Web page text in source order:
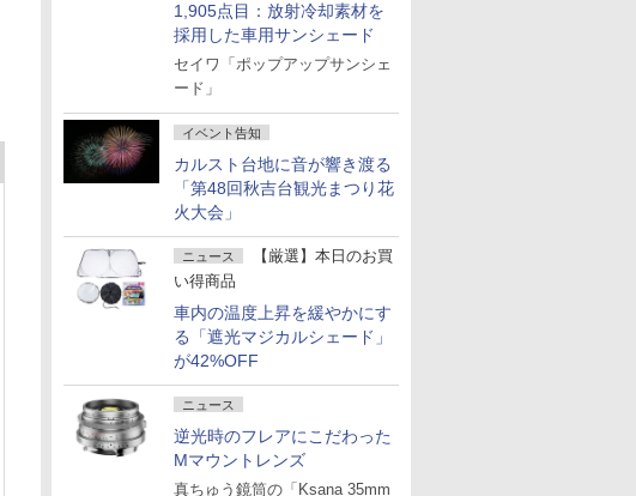
1,905点目：放射冷却素材を
採用した車用サンシェード
セイワ「ポップアップサンシェ
ード」
イベント告知
カルスト台地に音が響き渡る
「第48回秋吉台観光まつり花
火大会」
ニュース
【厳選】本日のお買
い得商品
車内の温度上昇を緩やかにす
る「遮光マジカルシェード」
が42%OFF
ニュース
逆光時のフレアにこだわった
Mマウントレンズ
真ちゅう鏡筒の「Ksana 35mm